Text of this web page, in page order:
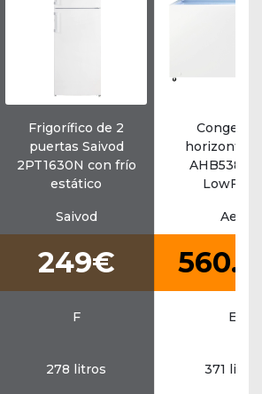
Frigorífico de 2
puertas Saivod
2PT1630N con frío
estático
horizontal
Saivod Aeg
249€
F E
278 litros 371 litros